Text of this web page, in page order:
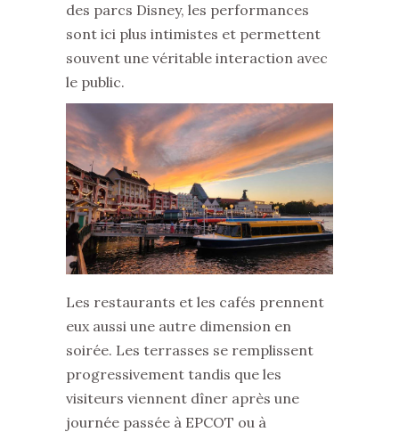
des parcs Disney, les performances
sont ici plus intimistes et permettent
souvent une véritable interaction avec
le public.
Les restaurants et les cafés prennent
eux aussi une autre dimension en
soirée. Les terrasses se remplissent
progressivement tandis que les
visiteurs viennent dîner après une
journée passée à EPCOT ou à